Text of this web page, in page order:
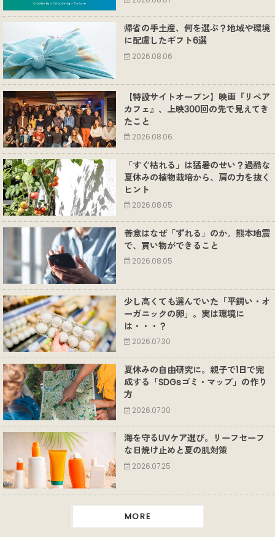
帰省の手土産、何を選ぶ？地域や環境
に配慮したギフト6選
2026.08.06
【特設サイトオープン】映画『リペア
カフェ』、上映300回の先で見えてき
たこと
2026.08.06
「すぐ枯れる」は猛暑のせい？過酷な
夏休みの植物栽培から、肩の力を抜く
ヒント
2026.08.05
善意はなぜ「ずれる」のか。熊本地震
で、買い物ができること
2026.08.05
少し高くても選んでいた「平飼い・オ
ーガニックの卵」。実は環境に
は・・・？
2026.07.30
夏休みの自由研究に。親子で1日で完
成する「SDGsゴミ・マップ」の作り
方
2026.07.30
海を守るUVケア選び。リーフセーフ
な日焼け止めと夏の肌対策
2026.07.25
MORE